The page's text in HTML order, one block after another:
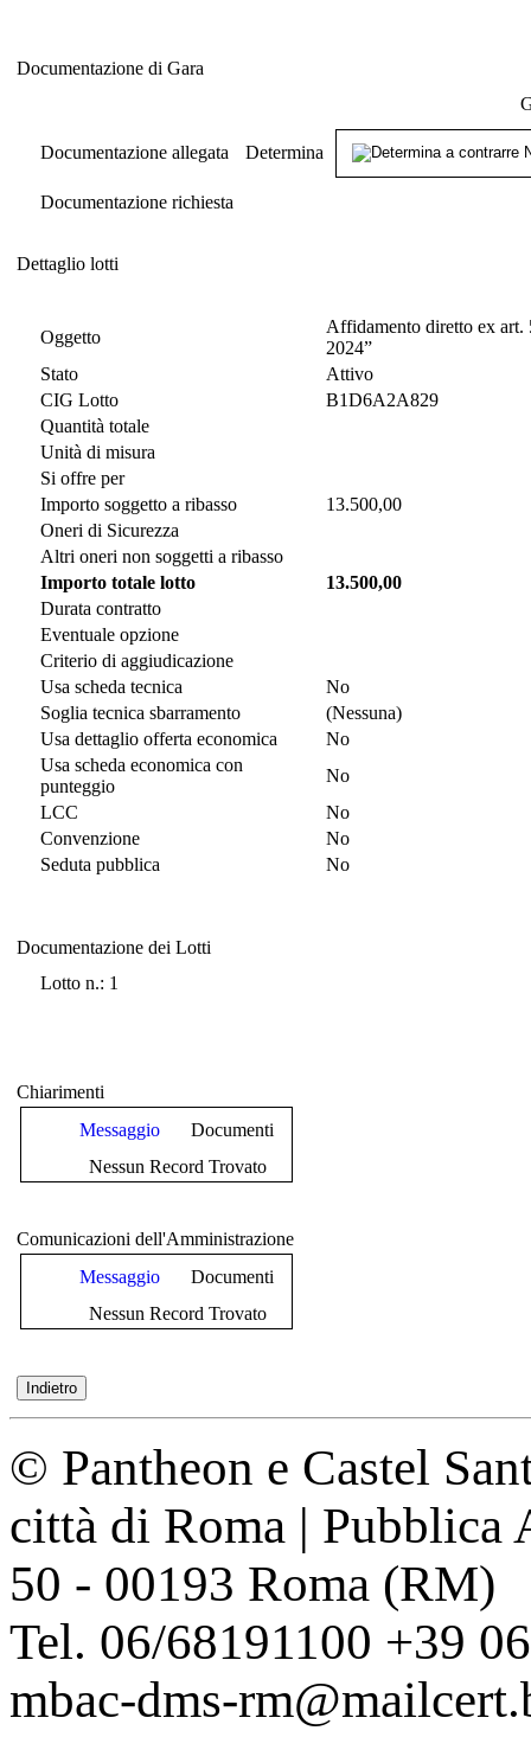
Documentazione di Gara
Documentazione allegata Determina
Documentazione richiesta
Dettaglio lotti
Oggetto
Affidamento diretto ex art.
2024”
Stato
Attivo
CIG Lotto
B1D6A2A829
Quantità totale
Unità di misura
Si offre per
Importo soggetto a ribasso
13.500,00
Oneri di Sicurezza
Altri oneri non soggetti a ribasso
Importo totale lotto
13.500,00
Durata contratto
Eventuale opzione
Criterio di aggiudicazione
Usa scheda tecnica
No
Soglia tecnica sbarramento
(Nessuna)
Usa dettaglio offerta economica
No
Usa scheda economica con
punteggio
No
LCC
No
Convenzione
No
Seduta pubblica
No
Documentazione dei Lotti
Lotto n.: 1
Chiarimenti
Messaggio
Documenti
Nessun Record Trovato
Comunicazioni dell'Amministrazione
Messaggio
Documenti
Nessun Record Trovato
© Pantheon e Castel
città di Roma | Pubblica
50 - 00193 Roma (RM)
Tel. 06/68191100 +39
mbac-dms-